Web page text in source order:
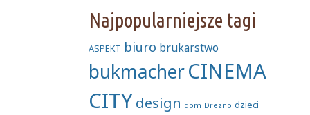
Najpopularniejsze tagi
ASPEKT biuro brukarstwo
bukmacherCINEMA
CITYdesign dom Drezno dzieci